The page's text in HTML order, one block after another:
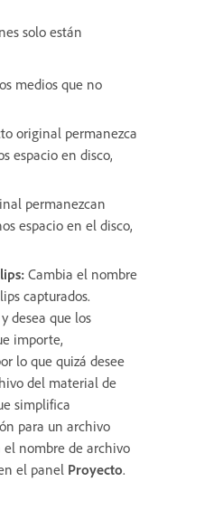
solo están
medios que no
original permanezca
espacio en disco,
permanezcan
espacio en el disco,
: Cambia el nombre
capturados.
y desea que los
importe,
lo que quizá desee
del material de
simplifica
para un archivo
nombre de archivo
el panel Proyecto.